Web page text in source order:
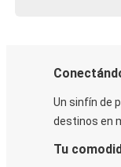
Un sinfín de
destinos en
Tu